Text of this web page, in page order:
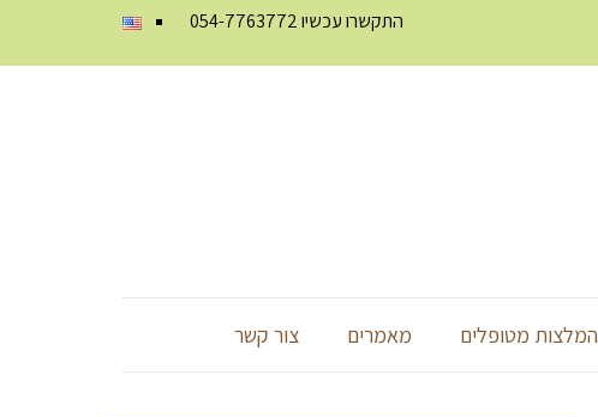
התקשרו עכשיו054-7763772
המלצות מטופלים מאמרים צור קשר